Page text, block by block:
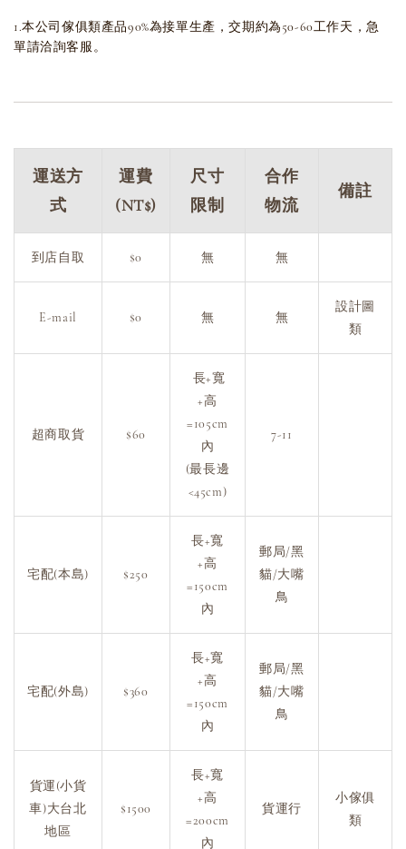
1.本公司傢俱類產品90%為接單生產，交期約為50-60工作天，急
單請洽詢客服。
運送方
式
運費
(NT$)
尺寸
限制
合作
物流
備註
到店自取 $0 無 無
E-mail $0 無 無
設計圖
類
超商取貨 $60
長+寬
+高
=105cm
內
(最長邊
<45cm)
7-11
宅配(本島) $250
長+寬
+高
=150cm
內
郵局/黑
貓/大嘴
鳥
宅配(外島) $360
長+寬
+高
=150cm
內
郵局/黑
貓/大嘴
鳥
貨運(小貨
車)大台北
地區
$1500
長+寬
+高
=200cm
內
貨運行
小傢俱
類